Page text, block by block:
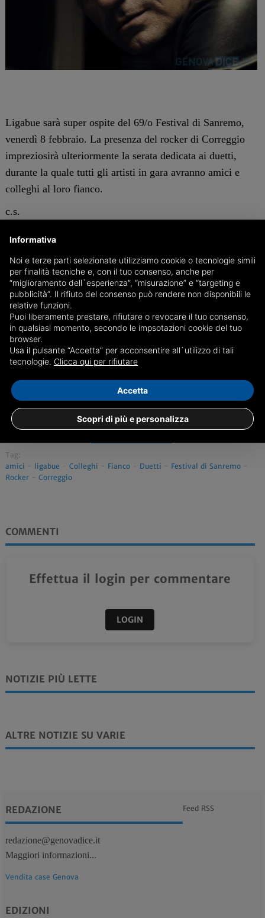
Ligabue sarà super ospite del 69/o Festival di Sanremo,
venerdì 8 febbraio. La presenza del rocker di Correggio
impreziosirà ulteriormente la serata dedicata ai duetti,
durante la quale tutti gli artisti in gara avranno amici e
colleghi al loro fianco.
c.s.
Tag:
amici - ligabue - Colleghi - Fianco- Duetti - Festival di Sanremo-
Rocker- Correggio
COMMENTI
Effettua il login per commentare
LOGIN
NOTIZIE PIÙ LETTE
ALTRE NOTIZIE SU VARIE
REDAZIONE
redazione@genovadice.it
Maggiori informazioni...
Vendita case Genova
EDIZIONI
Feed RSS
Informativa
Noi e terze parti selezionate utilizziamo cookie o tecnologie simili
per finalità tecniche e, con il tuo consenso, anche per
“miglioramento dell`esperienza”, “misurazione” e “targeting e
pubblicità”. Il rifiuto del consenso può rendere non disponibili le
relative funzioni.
Puoi liberamente prestare, rifiutare o revocare il tuo consenso,
in qualsiasi momento, secondo le impsotazioni cookie del tuo
browser.
Usa il pulsante “Accetta” per acconsentire all`utilizzo di tali
tecnologie. Clicca qui per rifiutare
Scopri di più e personalizza
Accetta